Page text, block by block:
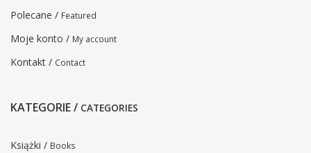
Polecane / Featured
Moje konto / My account
Kontakt / Contact
KATEGORIE / CATEGORIES
Książki / Books